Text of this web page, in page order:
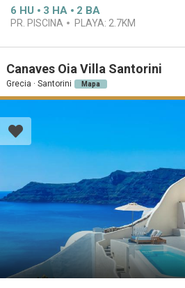
6 HU 3 HA 2 BA
PR. PISCINA PLAYA: 2.7KM
Canaves Oia Villa Santorini
Grecia · Santorini Mapa